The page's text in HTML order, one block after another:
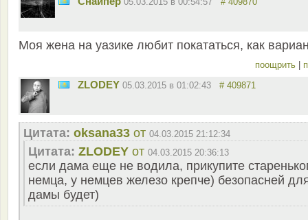
Моя жена на уазике любит покататься, как
поощрить
ZLODEY 05.03.2015 в 01:02:43 # 409871
Цитата: oksana33 от 04.03.2015 21:12:34
Цитата: ZLODEY от 04.03.2015 20:36:13
если дама еще не водила, прикупите
немца, у немцев железо крепче) безопасней
дамы будет)